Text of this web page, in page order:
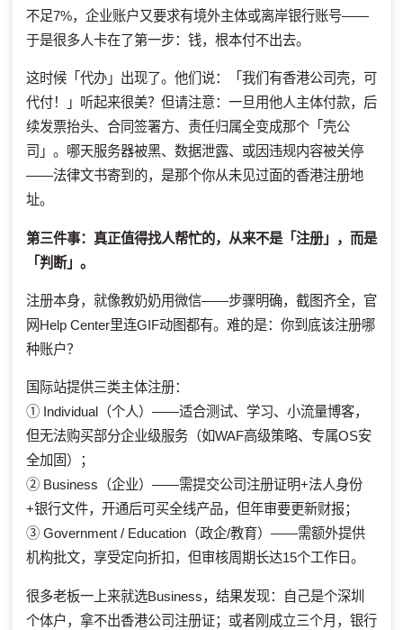
不足7%，企业账户又要求有境外主体或离岸银行账号——
于是很多人卡在了第一步：钱，根本付不出去。
这时候「代办」出现了。他们说：「我们有香港公司壳，可
代付！」听起来很美？但请注意：一旦用他人主体付款，后
续发票抬头、合同签署方、责任归属全变成那个「壳公
司」。哪天服务器被黑、数据泄露、或因违规内容被关停
——法律文书寄到的，是那个你从未见过面的香港注册地
址。
第三件事：真正值得找人帮忙的，从来不是「注册」，而是
「判断」。
注册本身，就像教奶奶用微信——步骤明确，截图齐全，官
网Help Center里连GIF动图都有。难的是：你到底该注册哪
种账户？
国际站提供三类主体注册：
① Individual（个人）——适合测试、学习、小流量博客，
但无法购买部分企业级服务（如WAF高级策略、专属OS安
全加固）；
② Business（企业）——需提交公司注册证明+法人身份
+银行文件，开通后可买全线产品，但年审要更新财报；
③ Government / Education（政企/教育）——需额外提供
机构批文，享受定向折扣，但审核周期长达15个工作日。
很多老板一上来就选Business，结果发现：自己是个深圳
个体户，拿不出香港公司注册证；或者刚成立三个月，银行